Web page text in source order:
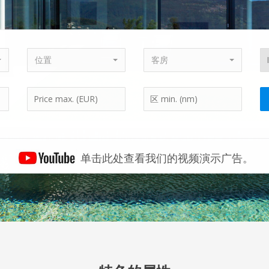
位置 客房
单击此处查看我们的视频演示广告。